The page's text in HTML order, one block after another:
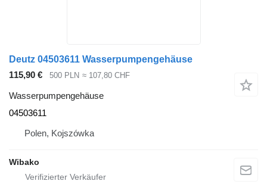
Deutz 04503611 Wasserpumpengehäuse
115,90 €
500 PLN ≈ 107,80 CHF
Wasserpumpengehäuse
04503611
Polen, Kojszówka
Wibako